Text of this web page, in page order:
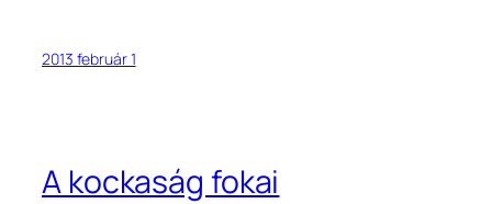
2013 február 1
A kockaság fokai